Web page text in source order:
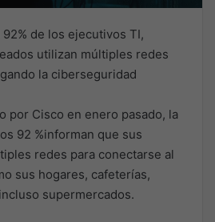
de los ejecutivos TI,
utilizan múltiples redes
la ciberseguridad
por Cisco en enero pasado, la
92 %informan que sus
redes para conectarse al
sus hogares, cafeterías,
supermercados.